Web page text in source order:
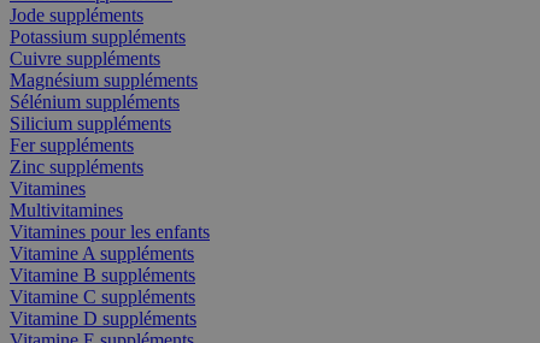
Jode suppléments
Potassium suppléments
Cuivre suppléments
Magnésium suppléments
Sélénium suppléments
Silicium suppléments
Fer suppléments
Zinc suppléments
Vitamines
Multivitamines
Vitamines pour les enfants
Vitamine A suppléments
Vitamine B suppléments
Vitamine C suppléments
Vitamine D suppléments